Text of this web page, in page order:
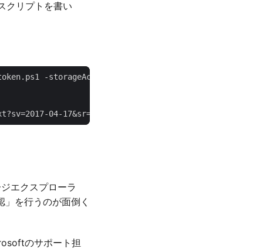
クリプトを書い
04-
エクスプローラ
を行うのが面倒く
のサポート担